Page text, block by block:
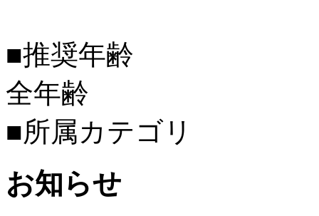
■推奨年齢
全年齢
■所属カテゴリ
お知らせ